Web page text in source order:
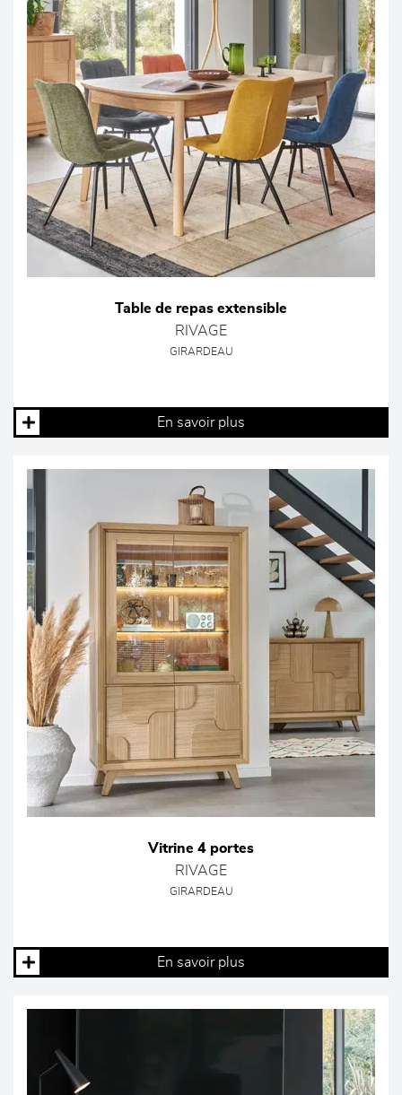
Table de repas extensible
RIVAGE
GIRARDEAU
En savoir plus
Vitrine 4 portes
RIVAGE
GIRARDEAU
En savoir plus